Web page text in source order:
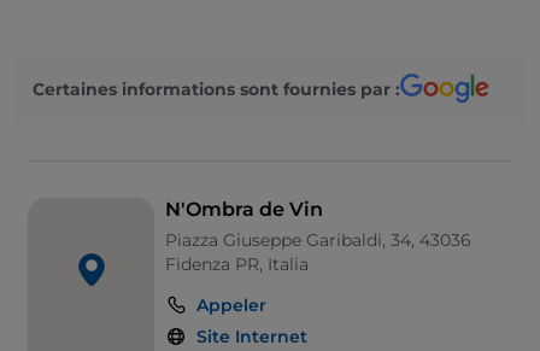
Certaines informations sont fournies par :
N'Ombra de Vin
Piazza Giuseppe Garibaldi, 34, 43036
Fidenza PR, Italia
Appeler
Site Internet